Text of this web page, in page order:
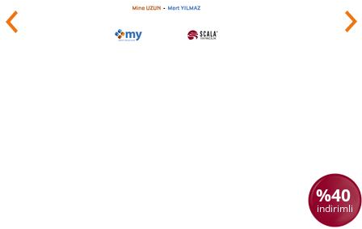
%40
indirimli